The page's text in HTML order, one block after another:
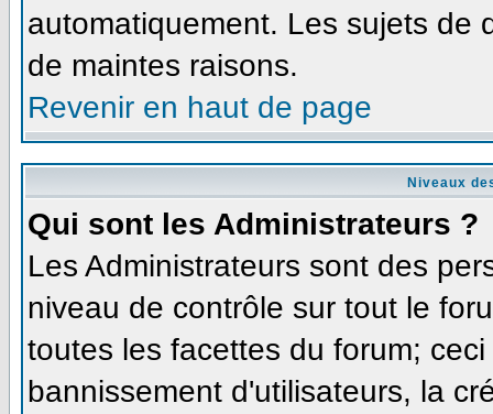
automatiquement. Les sujets de
de maintes raisons.
Revenir en haut de page
Niveaux
Qui sont les Administrateurs ?
Les Administrateurs sont des
niveau de contrôle sur tout le
toutes les facettes du forum;
bannissement d'utilisateurs, la